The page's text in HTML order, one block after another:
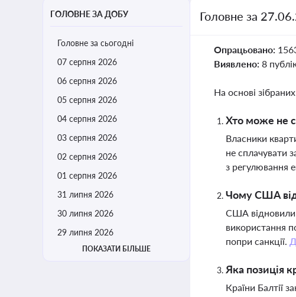
ГОЛОВНЕ ЗА ДОБУ
Головне за сьогодні
07 серпня 2026
06 серпня 2026
05 серпня 2026
04 серпня 2026
03 серпня 2026
02 серпня 2026
01 серпня 2026
31 липня 2026
30 липня 2026
29 липня 2026
ПОКАЗАТИ БІЛЬШЕ
Головне за
Опрацьовано:
Виявлено: 8
На основі
Хто може не
Власники
не сплачувати
з регулювання
Чому США
США відновили
використання
попри санкції.
Яка позиція
Країни Балтії